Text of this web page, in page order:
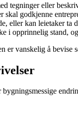
tegninger eller
skal godkjenne
eller kan leietaker ta
i opprinnelig stand,
er vanskelig å